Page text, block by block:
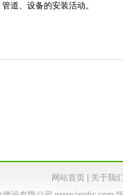
道、设备的安装活动。
网站首页| 关于我们